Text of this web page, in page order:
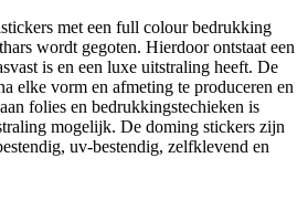
met een full colour bedrukking
wordt gegoten. Hierdoor ontstaat een
is en een luxe uitstraling heeft. De
elke vorm en afmeting te produceren en
folies en bedrukkingstechieken is
mogelijk. De doming stickers zijn
uv-bestendig, zelfklevend en